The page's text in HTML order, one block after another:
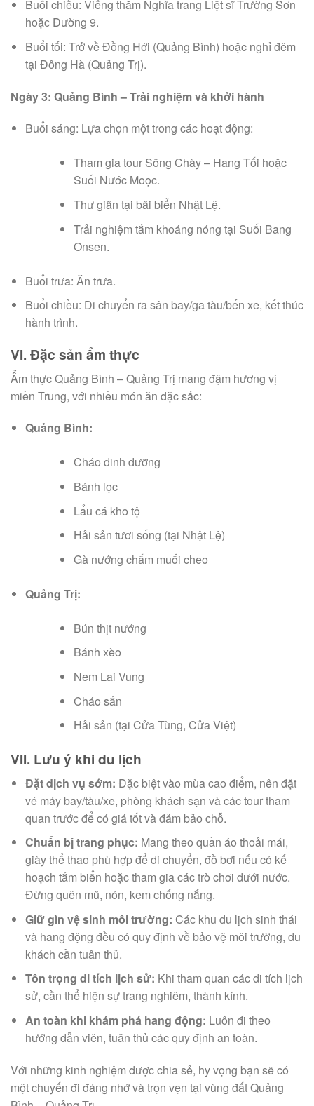
Buổi chiều: Viếng thăm Nghĩa trang Liệt sĩ Trường Sơn
hoặc Đường 9.
Buổi tối: Trở về Đồng Hới (Quảng Bình) hoặc nghỉ đêm
tại Đông Hà (Quảng Trị).
Ngày 3: Quảng Bình – Trải nghiệm và khởi hành
Buổi sáng: Lựa chọn một trong các hoạt động:
Tham gia tour Sông Chày – Hang Tối hoặc
Suối Nước Moọc.
Thư giãn tại bãi biển Nhật Lệ.
Trải nghiệm tắm khoáng nóng tại Suối Bang
Onsen.
Buổi trưa: Ăn trưa.
Buổi chiều: Di chuyển ra sân bay/ga tàu/bến xe, kết thúc
hành trình.
VI. Đặc sản ẩm thực
Ẩm thực Quảng Bình – Quảng Trị mang đậm hương vị
miền Trung, với nhiều món ăn đặc sắc:
Quảng Bình:
Cháo dinh dưỡng
Bánh lọc
Lẩu cá kho tộ
Hải sản tươi sống (tại Nhật Lệ)
Gà nướng chấm muối cheo
Quảng Trị:
Bún thịt nướng
Bánh xèo
Nem Lai Vung
Cháo sắn
Hải sản (tại Cửa Tùng, Cửa Việt)
VII. Lưu ý khi du lịch
Đặt dịch vụ sớm: Đặc biệt vào mùa cao điểm, nên đặt
vé máy bay/tàu/xe, phòng khách sạn và các tour tham
quan trước để có giá tốt và đảm bảo chỗ.
Chuẩn bị trang phục: Mang theo quần áo thoải mái,
giày thể thao phù hợp để di chuyển, đồ bơi nếu có kế
hoạch tắm biển hoặc tham gia các trò chơi dưới nước.
Đừng quên mũ, nón, kem chống nắng.
Giữ gìn vệ sinh môi trường: Các khu du lịch sinh thái
và hang động đều có quy định về bảo vệ môi trường, du
khách cần tuân thủ.
Tôn trọng di tích lịch sử: Khi tham quan các di tích lịch
sử, cần thể hiện sự trang nghiêm, thành kính.
An toàn khi khám phá hang động: Luôn đi theo
hướng dẫn viên, tuân thủ các quy định an toàn.
Với những kinh nghiệm được chia sẻ, hy vọng bạn sẽ có
một chuyến đi đáng nhớ và trọn vẹn tại vùng đất Quảng